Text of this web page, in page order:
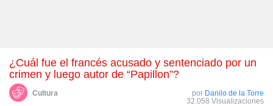
¿Cuál fue el francés acusado y sentenciado por un
crimen y luego autor de “Papillon”?
Cultura por Danilo de la Torre
32.058 Visualizaciones